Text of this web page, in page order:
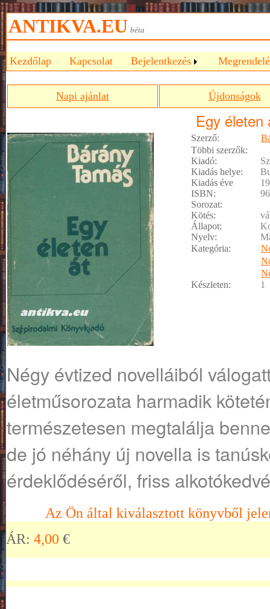
ANTIKVA.EU béta
Kezdőlap Kapcsolat Bejelentkezés
Napi ajánlat Újdonságok
Egy életen
Szerző:
Többi szerzők:
Kiadó:
Kiadás helye:
Kiadás éve
ISBN:
Sorozat:
Kötés:
Állapot:
Nyelv:
Kategória:
Készleten:
1
Négy évtized novelláiból
életműsorozata harmadik
természetesen megtalálja
de jó néhány új novella is
érdeklődéséről, friss
Az Ön által kiválasztott könyvből
ÁR: 4,00 €